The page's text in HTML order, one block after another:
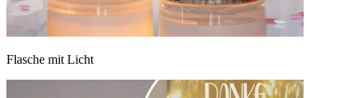
Flasche mit Licht